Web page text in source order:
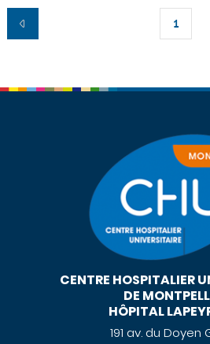
1
CENTRE HOSPITALIER
DE
HÔPITAL
191 av. du Doyen